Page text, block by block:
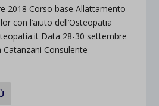
2018 Corso base Allattamento
con l’aiuto dell’Osteopatia
Data 28-30 settembre
Consulente